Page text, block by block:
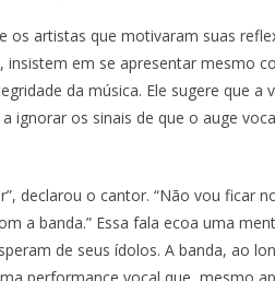
artistas que motivaram suas
em se apresentar mesmo
da música. Ele sugere que a
ignorar os sinais de que o auge
declarou o cantor. “Não vou ficar
a banda.” Essa fala ecoa uma
de seus ídolos. A banda, ao